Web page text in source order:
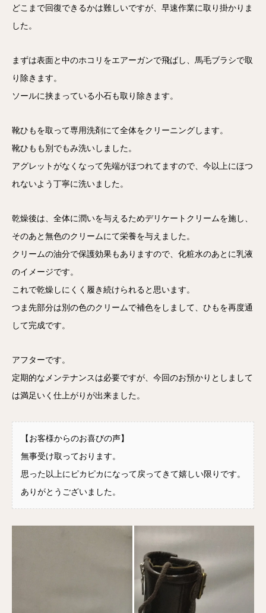
どこまで回復できるかは難しいですが、早速作業に取り掛かりま
した。
まずは表面と中のホコリをエアーガンで飛ばし、馬毛ブラシで取
り除きます。
ソールに挟まっている小石も取り除きます。
靴ひもを取って専用洗剤にて全体をクリーニングします。
靴ひもも別でもみ洗いしました。
アグレットがなくなって先端がほつれてますので、今以上にほつ
れないよう丁寧に洗いました。
乾燥後は、全体に潤いを与えるためデリケートクリームを施し、
そのあと無色のクリームにて栄養を与えました。
クリームの油分で保護効果もありますので、化粧水のあとに乳液
のイメージです。
これで乾燥しにくく履き続けられると思います。
つま先部分は別の色のクリームで補色をしまして、ひもを再度通
して完成です。
アフターです。
定期的なメンテナンスは必要ですが、今回のお預かりとしまして
は満足いく仕上がりが出来ました。
【お客様からのお喜びの声】
無事受け取っております。
思った以上にピカピカになって戻ってきて嬉しい限りです。
ありがとうございました。